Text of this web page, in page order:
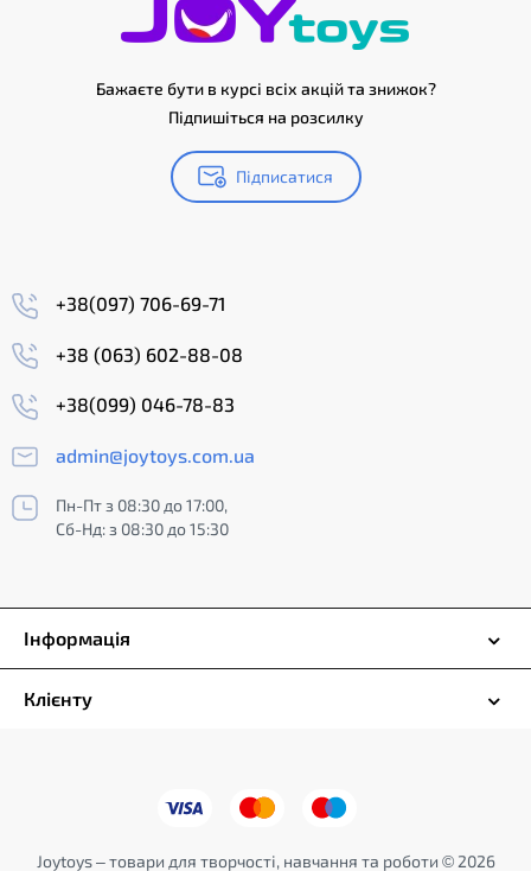
Бажаєте бути в курсі всіх акцій та знижок?
Підпишіться на розсилку
Підписатися
+38(097) 706-69-71
+38 (063) 602-88-08
+38(099) 046-78-83
admin@joytoys.com.ua
Пн-Пт з 08:30 до 17:00,
Сб-Нд: з 08:30 до 15:30
Інформація
Клієнту
Joytoys – товари для творчості, навчання та роботи © 2026